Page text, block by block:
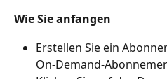
Wie Sie anfangen
Erstellen Sie ein
On-Demand-